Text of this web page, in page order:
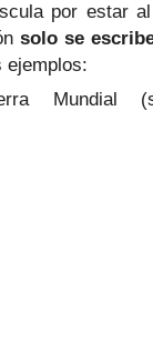
por estar
solo se
ejemplos:
Mundial